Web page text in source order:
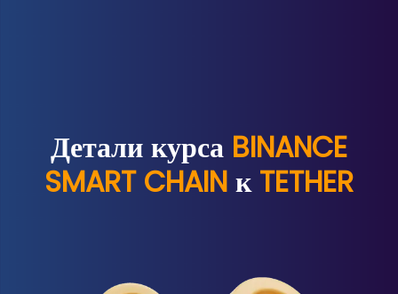
Детали курса BINANCE
SMART CHAIN к TETHER